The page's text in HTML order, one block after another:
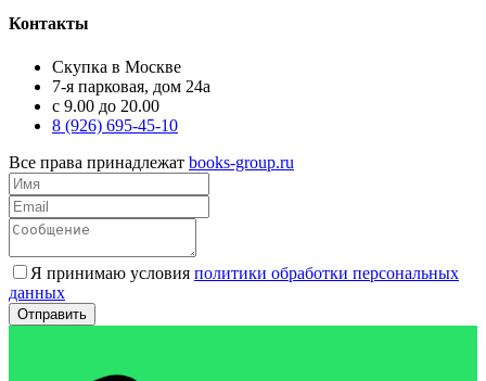
Контакты
Скупка в Москве
7-я парковая, дом 24а
с 9.00 до 20.00
8 (926) 695-45-10
Все права принадлежат books-group.ru
Я принимаю условия политики обработки персональных
данных